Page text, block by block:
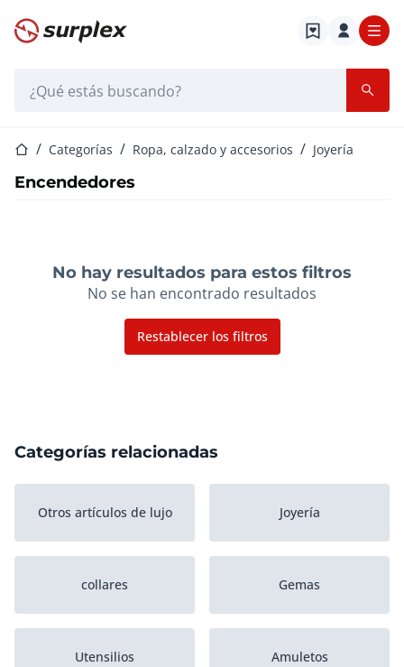
Página de inicio
Página de inicio
Categorías Ropa, calzado y accesorios Joyería
Encendedores
No hay resultados para estos filtros
No se han encontrado resultados
Restablecer los filtros
Categorías relacionadas
Otros artículos de lujo Joyería
collares Gemas
Utensilios Amuletos